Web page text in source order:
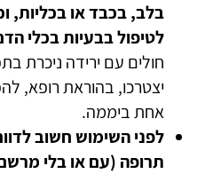
בלב, בכבד או בכליות,
לטיפול בבעיות בכלי
חולים עם ירידה ניכרת
יצטרכו, בהוראת רופא,
אחת ביממה.
לפני השימוש חשוב
תרופה (עם או בלי